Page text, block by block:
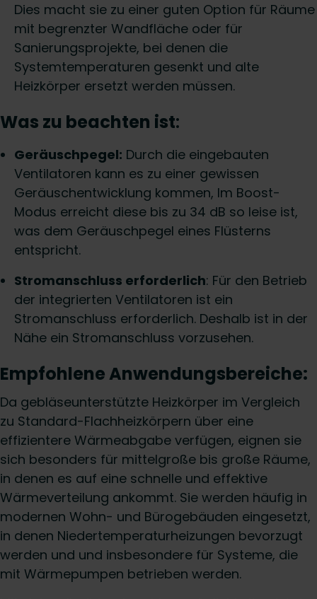
Dies macht sie zu einer guten Option für Räume
mit begrenzter Wandfläche oder für
Sanierungsprojekte, bei denen die
Systemtemperaturen gesenkt und alte
Heizkörper ersetzt werden müssen.
Was zu beachten ist:
Geräuschpegel: Durch die eingebauten
Ventilatoren kann es zu einer gewissen
Geräuschentwicklung kommen, Im Boost-
Modus erreicht diese bis zu 34 dB so leise ist,
was dem Geräuschpegel eines Flüsterns
entspricht.
Stromanschluss erforderlich: Für den Betrieb
der integrierten Ventilatoren ist ein
Stromanschluss erforderlich. Deshalb ist in der
Nähe ein Stromanschluss vorzusehen.
Empfohlene Anwendungsbereiche:
Da gebläseunterstützte Heizkörper im Vergleich
zu Standard-Flachheizkörpern über eine
effizientere Wärmeabgabe verfügen, eignen sie
sich besonders für mittelgroße bis große Räume,
in denen es auf eine schnelle und effektive
Wärmeverteilung ankommt. Sie werden häufig in
modernen Wohn- und Bürogebäuden eingesetzt,
in denen Niedertemperaturheizungen bevorzugt
werden und und insbesondere für Systeme, die
mit Wärmepumpen betrieben werden.